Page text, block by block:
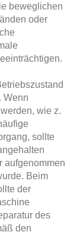
beweglichen
oder
Wenn
wie z.
sollte
aufgenommen
Beim
der
des
den